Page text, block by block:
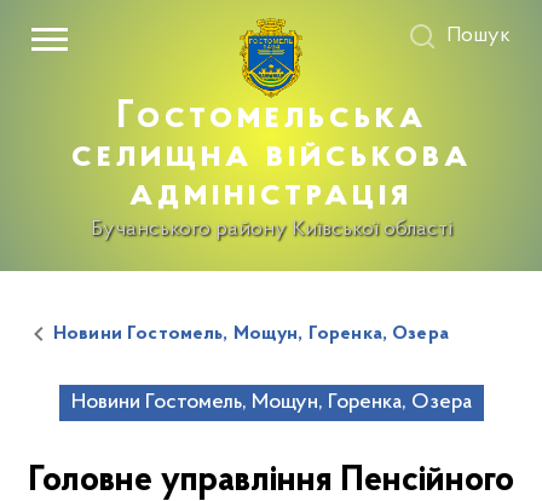
Гостомельська
селищна військова
адміністрація
Бучанського району Київської області
Пошук
Новини Гостомель, Мощун, Горенка, Озера
Новини Гостомель, Мощун, Горенка, Озера
Головне управління Пенсійного